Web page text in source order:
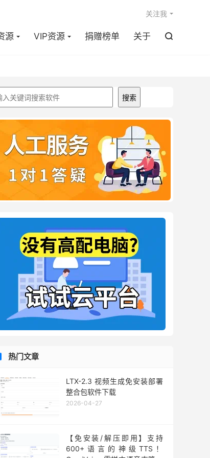
源 VIP资源 捐赠榜单 关于 
关注我
搜索
热门文章
LTX-2.3 视频生成免安装部署
整合包软件下载
2026-04-27
【免安装/解压即用】支持
600+语言的神级TTS！